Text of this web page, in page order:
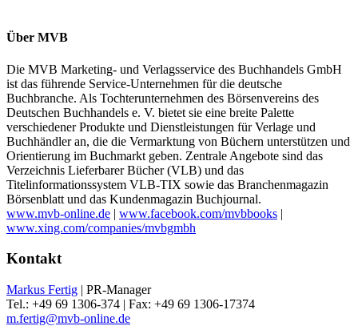
Über MVB
Die MVB Marketing- und Verlagsservice des Buchhandels GmbH
ist das führende Service-Unternehmen für die deutsche
Buchbranche. Als Tochterunternehmen des Börsenvereins des
Deutschen Buchhandels e. V. bietet sie eine breite Palette
verschiedener Produkte und Dienstleistungen für Verlage und
Buchhändler an, die die Vermarktung von Büchern unterstützen und
Orientierung im Buchmarkt geben. Zentrale Angebote sind das
Verzeichnis Lieferbarer Bücher (VLB) und das
Titelinformationssystem VLB-TIX sowie das Branchenmagazin
Börsenblatt und das Kundenmagazin Buchjournal.
www.mvb-online.de | www.facebook.com/mvbbooks |
www.xing.com/companies/mvbgmbh
Kontakt
Markus Fertig | PR-Manager
Tel.: +49 69 1306-374 | Fax: +49 69 1306-17374
m.fertig@mvb-online.de